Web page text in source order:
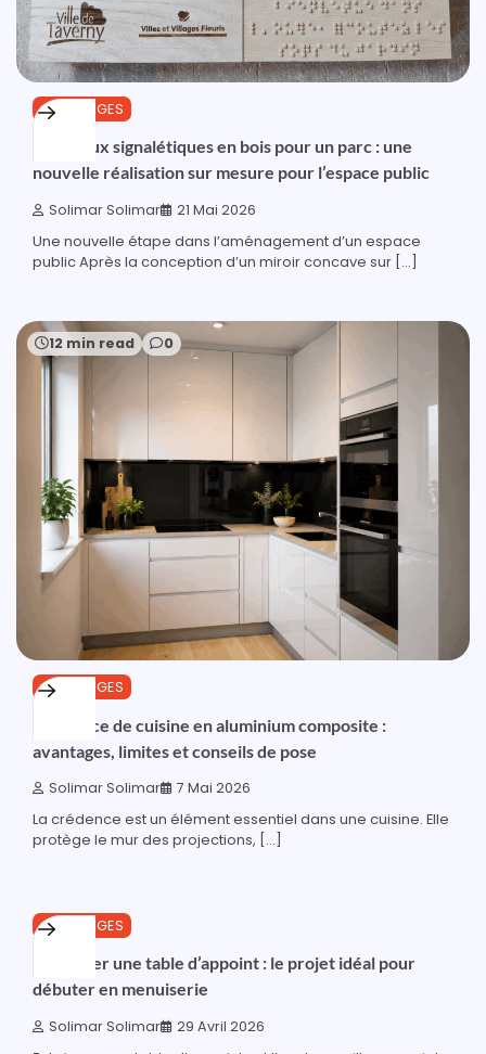
OUTILLAGES
Panneaux signalétiques en bois pour un parc : une
nouvelle réalisation sur mesure pour l’espace public
Solimar Solimar 21 Mai 2026
Une nouvelle étape dans l’aménagement d’un espace
public Après la conception d’un miroir concave sur […]
12 min read 0
OUTILLAGES
Crédence de cuisine en aluminium composite :
avantages, limites et conseils de pose
Solimar Solimar 7 Mai 2026
La crédence est un élément essentiel dans une cuisine. Elle
protège le mur des projections, […]
20 min read
OUTILLAGES
Fabriquer une table d’appoint : le projet idéal pour
débuter en menuiserie
Solimar Solimar 29 Avril 2026